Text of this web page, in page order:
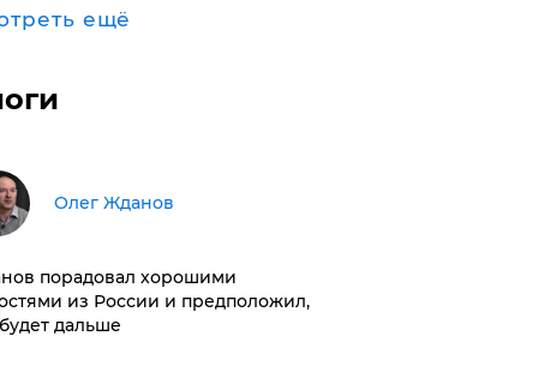
ещё
Олег Жданов
порадовал хорошими
из России и предположил,
дальше